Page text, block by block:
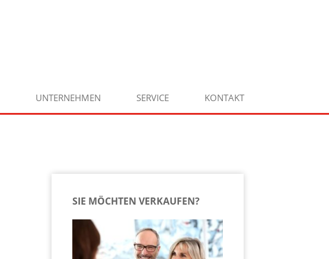
UNTERNEHMEN SERVICE KONTAKT
SIE MÖCHTEN VERKAUFEN?